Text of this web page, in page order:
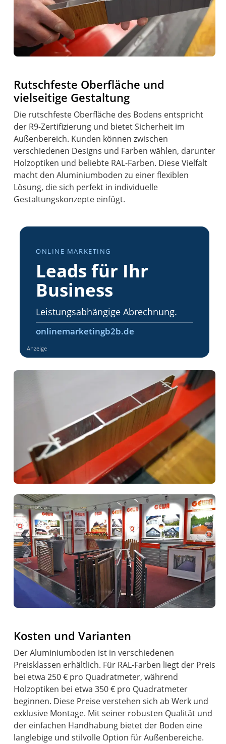
Rutschfeste Oberfläche und
vielseitige Gestaltung
Die rutschfeste Oberfläche des Bodens entspricht
der R9-Zertifizierung und bietet Sicherheit im
Außenbereich. Kunden können zwischen
verschiedenen Designs und Farben wählen, darunter
Holzoptiken und beliebte RAL-Farben. Diese Vielfalt
macht den Aluminiumboden zu einer flexiblen
Lösung, die sich perfekt in individuelle
Gestaltungskonzepte einfügt.
ONLINE MARKETING
Leads für Ihr
Business
Leistungsabhängige Abrechnung.
onlinemarketingb2b.de
Anzeige
Kosten und Varianten
Der Aluminiumboden ist in verschiedenen
Preisklassen erhältlich. Für RAL-Farben liegt der Preis
bei etwa 250 € pro Quadratmeter, während
Holzoptiken bei etwa 350 € pro Quadratmeter
beginnen. Diese Preise verstehen sich ab Werk und
exklusive Montage. Mit seiner robusten Qualität und
der einfachen Handhabung bietet der Boden eine
langlebige und stilvolle Option für Außenbereiche.